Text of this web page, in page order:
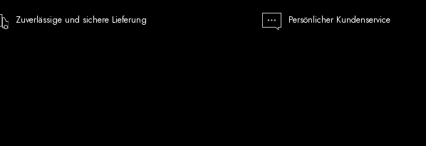
Zuverlässige und sichere Lieferung Persönlicher Kundenservice